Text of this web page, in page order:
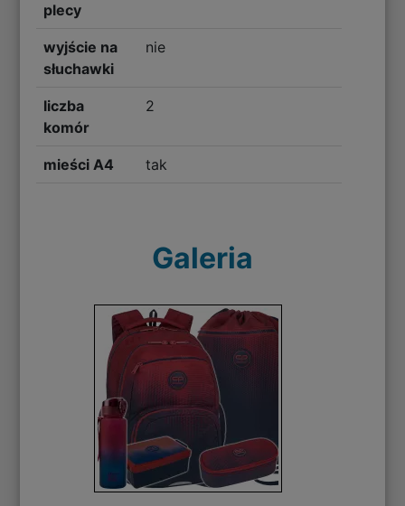
plecy
wyjście na
słuchawki
nie
liczba
komór
2
mieści A4 tak
Galeria